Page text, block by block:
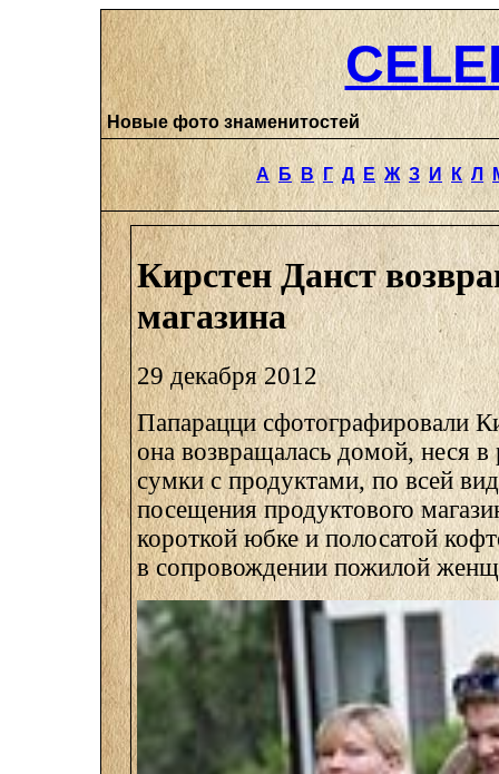
Новые фото знаменитостей
А Б В Г Д Е Ж З И К Л
Кирстен Данст
магазина
29 декабря 2012
Папарацци сфотографировали
она возвращалась домой, неся
сумки с продуктами, по всей
посещения продуктового
короткой юбке и полосатой
в сопровождении пожилой